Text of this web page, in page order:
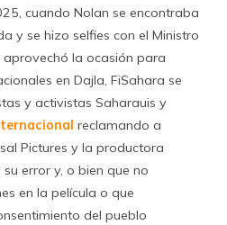
cuando Nolan se encontraba
y se hizo selfies con el Ministro
la ocasión para
en Dajla, FiSahara se
y activistas Saharauis y
reclamando a
Pictures y la productora
error y, o bien que no
en la película o que
del pueblo